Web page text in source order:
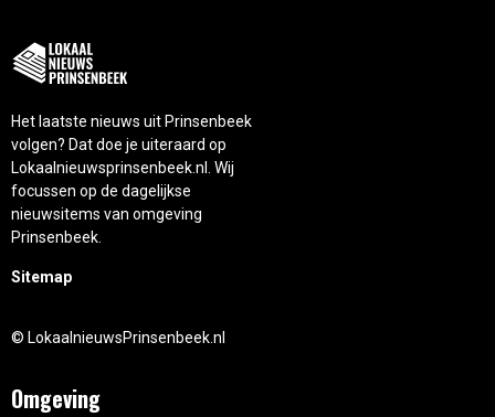
Het laatste nieuws uit Prinsenbeek
volgen? Dat doe je uiteraard op
Lokaalnieuwsprinsenbeek.nl. Wij
focussen op de dagelijkse
nieuwsitems van omgeving
Prinsenbeek.
Sitemap
© LokaalnieuwsPrinsenbeek.nl
Omgeving